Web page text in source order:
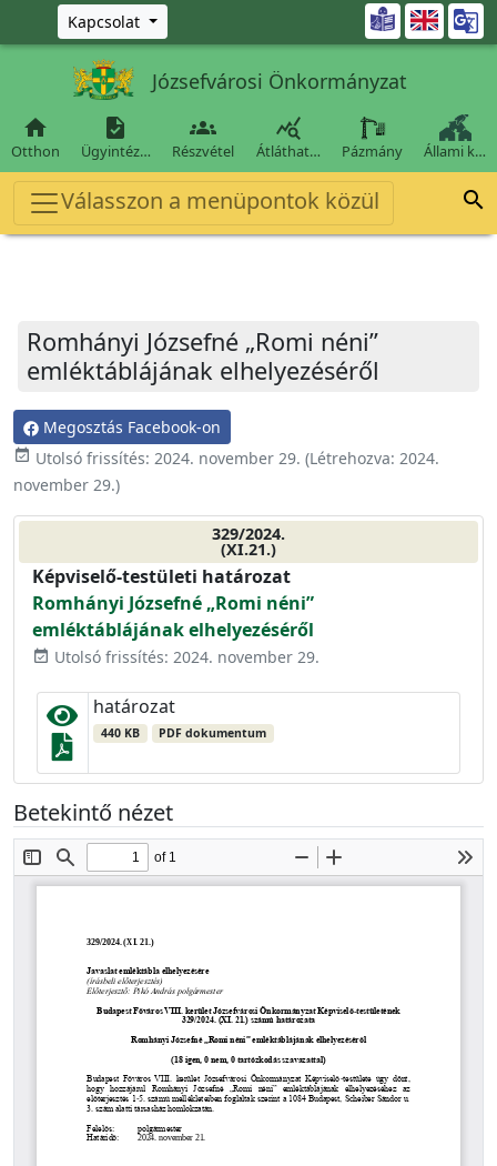
Ugrás a fő tartalomra
Kapcsolat 
Józsefvárosi Önkormányzat

Otthon

Ügyintéz…

Részvétel

Átláthat… Pázmány Állami k…
Válasszon a menüpontok közül 
Romhányi Józsefné „Romi néni”
emléktáblájának elhelyezéséről
Megosztás Facebook-on
event_available Utolsó frissítés: 2024. november 29. (Létrehozva: 2024.
november 29.)
329/2024.
(XI.21.)
Képviselő-testületi határozat
Romhányi Józsefné „Romi néni”
emléktáblájának elhelyezéséről
event_available Utolsó frissítés: 2024. november 29.
határozat
440 KB PDF dokumentum
Betekintő nézet